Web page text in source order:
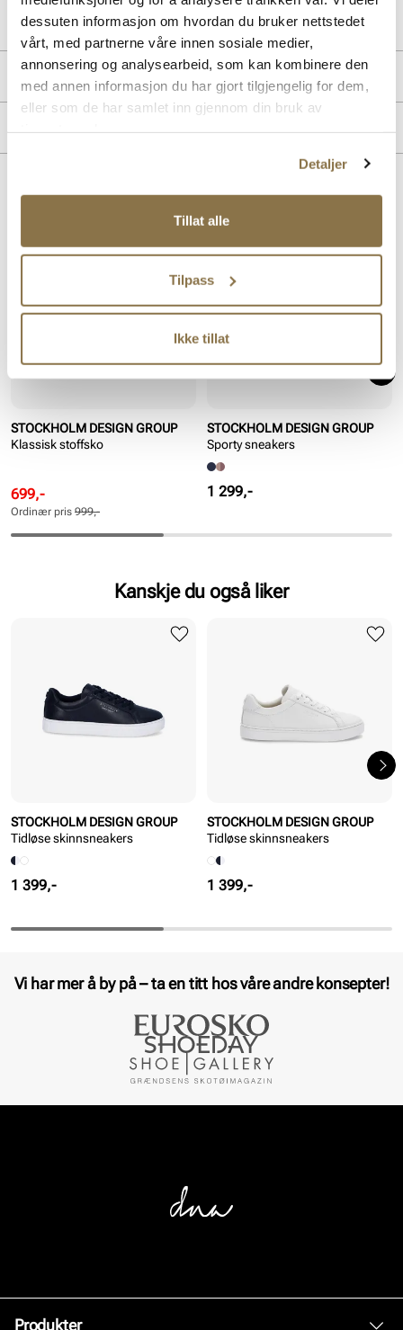
dessuten informasjon om hvordan du bruker nettstedet
vårt, med partnerne våre innen sosiale medier,
annonsering og analysearbeid, som kan kombinere den
med annen informasjon du har gjort tilgjengelig for dem,
eller som de har samlet inn gjennom din bruk av
Detaljer
Tillat alle
Tilpass
Ikke tillat
Lev. art. nr26V1120
PRODUKTDETALJER
Overdel: Skinn
For:Textil
MERKE
Lignende produkter
STOCKHOLM DESIGN GROUP
Klassisk stoffsko
Rabattert
pris
Pris
699,-
Ordinær
pris
Pris
Ordinær pris 999,-
STOCKHOLM DESIGN GROUP
Sporty sneakers
Pris
1 299,-
Kanskje du også liker
STOCKHOLM DESIGN GROUP
Tidløse skinnsneakers
Pris
1 399,-
STOCKHOLM DESIGN GROUP
Tidløse skinnsneakers
Pris
1 399,-
Vi har mer å by på – ta en titt hos våre andre konsepter!
Produkter